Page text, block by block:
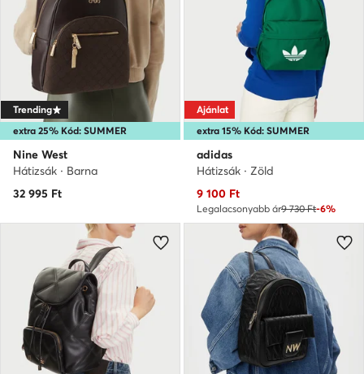
extra 25% Kód: SUMMER
Trending
Nine West
Hátizsák · Barna
32 995 Ft
extra 15% Kód: SUMMER
Ajánlat
adidas
Hátizsák · Zöld
Aktuális ár
9 100 Ft
Legalacsonyabb ár9 730 Ft-6%